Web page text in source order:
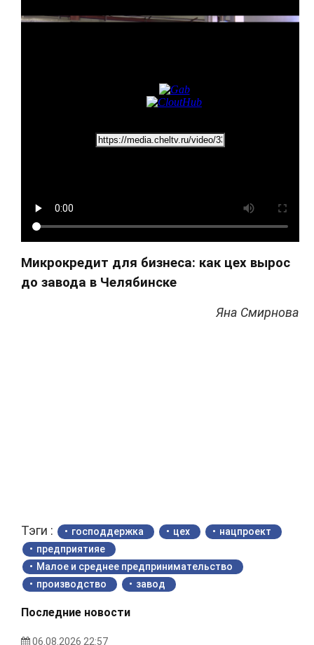
Микрокредит для бизнеса: как цех вырос
до завода в Челябинске
Яна Смирнова
Тэги : господдержка цех
нацпроект
предприятияе
Малое и среднее предпринимательство
производство
завод
Последние новости
06.08.2026 22:57